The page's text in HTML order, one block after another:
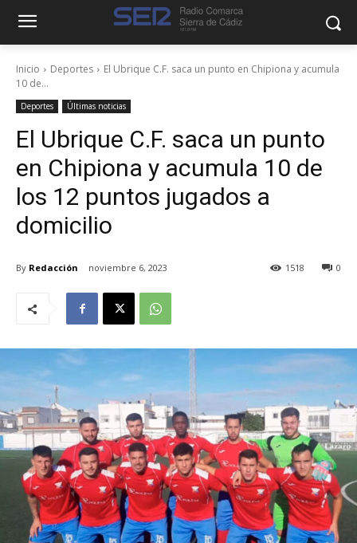
Inicio Deportes
El Ubrique C.F. saca un punto en Chipiona y acumula
10 de...
Deportes Últimas noticias
El Ubrique C.F. saca un punto
en Chipiona y acumula 10 de
los 12 puntos jugados a
domicilio
By Redacción noviembre 6, 2023 0
1518